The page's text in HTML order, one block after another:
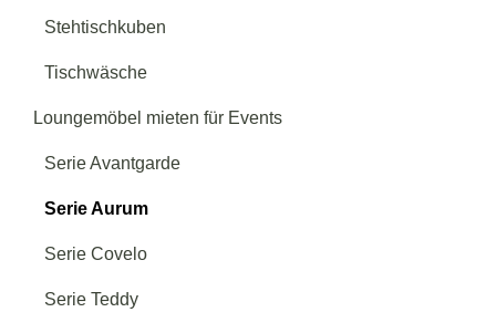
Serie Avantgarde
Stehtischkuben
Tischwäsche
Loungemöbel mieten für Events
Serie Avantgarde
Serie Aurum
Serie Covelo
Serie Teddy